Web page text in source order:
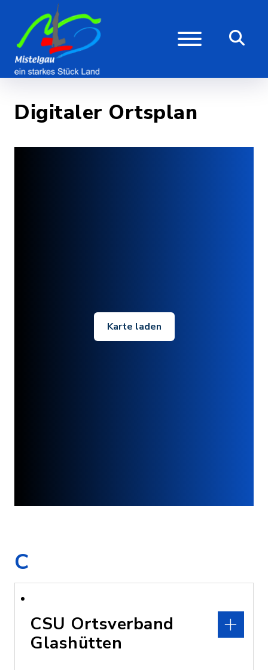
Digitaler Ortsplan
Karte laden
C
CSU Ortsverband
Glashütten